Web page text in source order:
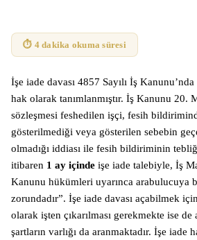
⏱ 4 dakika okuma süresi
İşe iade davası 4857 Sayılı İş
hak olarak tanımlanmıştır. İş Kanunu 20.
sözleşmesi feshedilen işçi, fesih
gösterilmediği veya gösterilen sebebin
olmadığı iddiası ile fesih bildiriminin
itibaren 1 ay içinde işe iade talebiyle, İş
Kanunu hükümleri uyarınca arabulucuya
zorundadır”. İşe iade davası açabilmek
olarak işten çıkarılması gerekmekte ise de
şartların varlığı da aranmaktadır. İşe iade